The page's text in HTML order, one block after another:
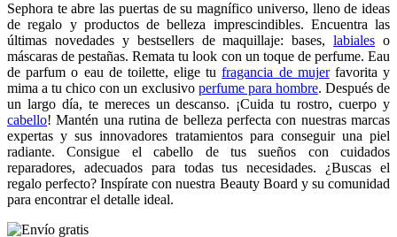
Sephora te abre las puertas de su magnífico universo, lleno de ideas
de regalo y productos de belleza imprescindibles. Encuentra las
últimas novedades y bestsellers de maquillaje: bases,labiales o
máscaras de pestañas. Remata tu look con un toque de perfume. Eau
de parfum o eau de toilette, elige tufragancia de mujerfavorita y
mima a tu chico con un exclusivo perfume para hombre. Después de
un largo día, te mereces un descanso. ¡Cuida tu rostro, cuerpo y
cabello! Mantén una rutina de belleza perfecta con nuestras marcas
expertas y sus innovadores tratamientos para conseguir una piel
radiante. Consigue el cabello de tus sueños con cuidados
reparadores, adecuados para todas tus necesidades. ¿Buscas el
regalo perfecto? Inspírate con nuestra Beauty Board y su comunidad
para encontrar el detalle ideal.